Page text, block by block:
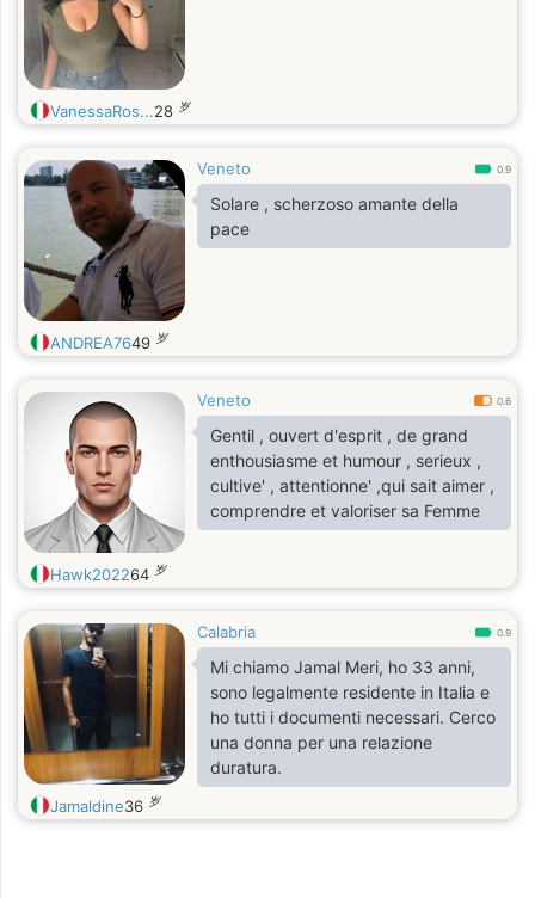
VanessaRos...28 岁
Veneto 0.9
Solare , scherzoso amante della
pace
ANDREA7649 岁
Veneto 0.6
Gentil , ouvert d'esprit , de grand
enthousiasme et humour , serieux ,
cultive' , attentionne' ,qui sait aimer ,
comprendre et valoriser sa Femme
Hawk202264 岁
Calabria 0.9
Mi chiamo Jamal Meri, ho 33 anni,
sono legalmente residente in Italia e
ho tutti i documenti necessari. Cerco
una donna per una relazione
duratura.
Jamaldine36 岁